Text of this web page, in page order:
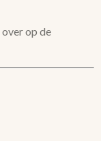
op de